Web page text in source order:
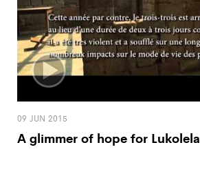
09 JUN 2015
A glimmer of hope for Lukolela